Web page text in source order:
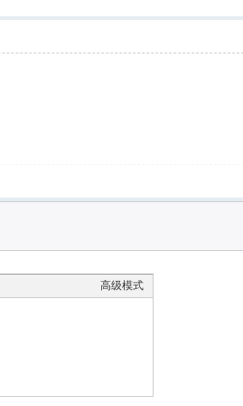
高级模式